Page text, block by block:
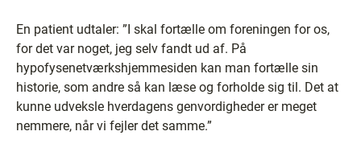
En patient udtaler: ”I skal fortælle om foreningen for os,
for det var noget, jeg selv fandt ud af. På
hypofysenetværkshjemmesiden kan man fortælle sin
historie, som andre så kan læse og forholde sig til. Det at
kunne udveksle hverdagens genvordigheder er meget
nemmere, når vi fejler det samme.”